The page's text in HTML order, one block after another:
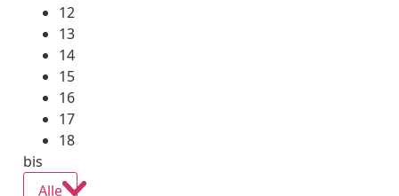
12
13
14
15
16
17
18
bis
Alle